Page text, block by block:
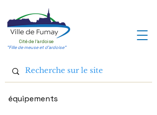
Cité de l'ardoise
"Fille de meuse et d'ardoise"
équipements